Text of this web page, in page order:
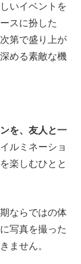
いイベントを
スに扮した
第で盛り上が
める素敵な機
を、友人と一
イルミネーショ
楽しむひとと
ならではの体
写真を撮った
ません。